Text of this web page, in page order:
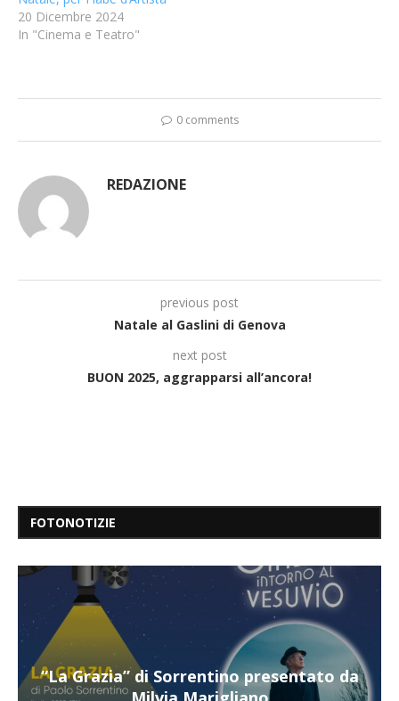
20 Dicembre 2024
In "Cinema e Teatro"
0 comments
REDAZIONE
previous post
Natale al Gaslini di Genova
next post
BUON 2025, aggrapparsi all’ancora!
FOTONOTIZIE
“Il respiro del mare”, personale di Terry